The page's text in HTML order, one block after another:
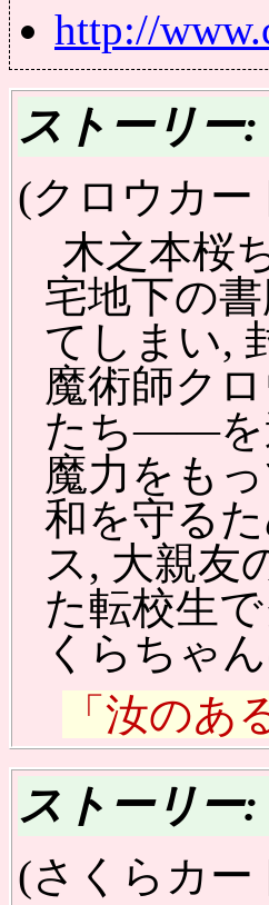
http://
ストーリー:
(クロウカー
木之本桜
宅地下の
てしまい,
魔術師ク
たち――を
魔力をも
和を守る
ス, 大親友
た転校生
くらちゃ
「汝の
ストーリー:
(さくらカー